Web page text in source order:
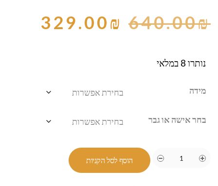
640.00₪
329.00₪
נותרו 8 במלאי
מידה
בחר אישה או גבר
הוסף לסל הקניות